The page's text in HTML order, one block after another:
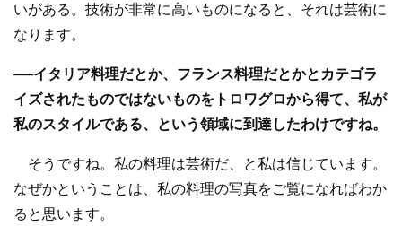
いがある。技術が非常に高いものになると、それは芸術に
なります。
──イタリア料理だとか、フランス料理だとかとカテゴラ
イズされたものではないものをトロワグロから得て、私が
私のスタイルである、という領域に到達したわけですね。
そうですね。私の料理は芸術だ、と私は信じています。
なぜかということは、私の料理の写真をご覧になればわか
ると思います。